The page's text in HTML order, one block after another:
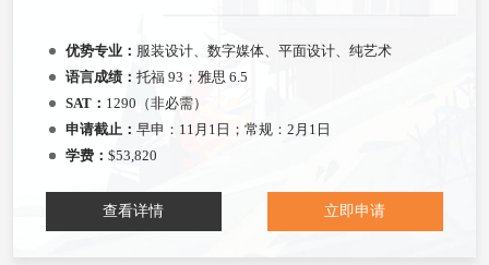
优势专业： 服装设计、数字媒体、平面设计、纯艺术
语言成绩： 托福 93；雅思 6.5
SAT： 1290（非必需）
申请截止： 早申：11月1日；常规：2月1日
学费： $53,820
查看详情 立即申请